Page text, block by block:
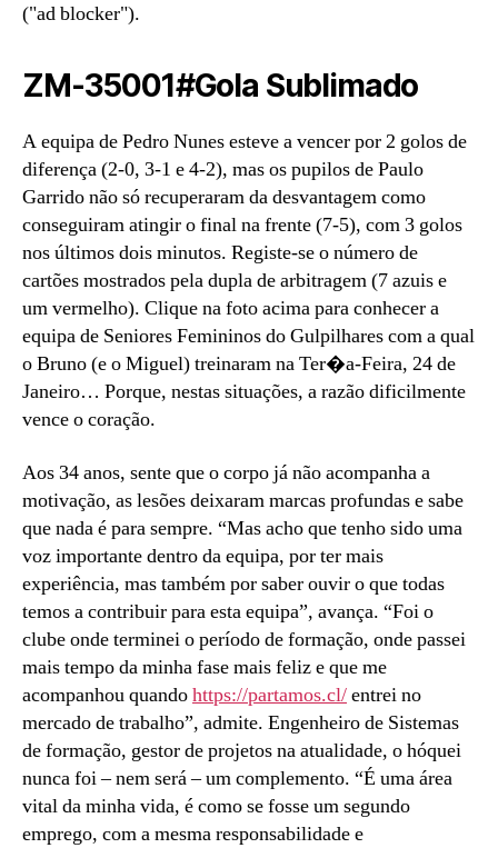
("ad blocker").
ZM-35001#Gola Sublimado
A equipa de Pedro Nunes esteve a vencer por 2 golos de
diferença (2-0, 3-1 e 4-2), mas os pupilos de Paulo
Garrido não só recuperaram da desvantagem como
conseguiram atingir o final na frente (7-5), com 3 golos
nos últimos dois minutos. Registe-se o número de
cartões mostrados pela dupla de arbitragem (7 azuis e
um vermelho). Clique na foto acima para conhecer a
equipa de Seniores Femininos do Gulpilhares com a qual
o Bruno (e o Miguel) treinaram na Ter�a-Feira, 24 de
Janeiro… Porque, nestas situações, a razão dificilmente
vence o coração.
Aos 34 anos, sente que o corpo já não acompanha a
motivação, as lesões deixaram marcas profundas e sabe
que nada é para sempre. “Mas acho que tenho sido uma
voz importante dentro da equipa, por ter mais
experiência, mas também por saber ouvir o que todas
temos a contribuir para esta equipa”, avança. “Foi o
clube onde terminei o período de formação, onde passei
mais tempo da minha fase mais feliz e que me
acompanhou quandohttps://partamos.cl/entrei no
mercado de trabalho”, admite. Engenheiro de Sistemas
de formação, gestor de projetos na atualidade, o hóquei
nunca foi – nem será – um complemento. “É uma área
vital da minha vida, é como se fosse um segundo
emprego, com a mesma responsabilidade e